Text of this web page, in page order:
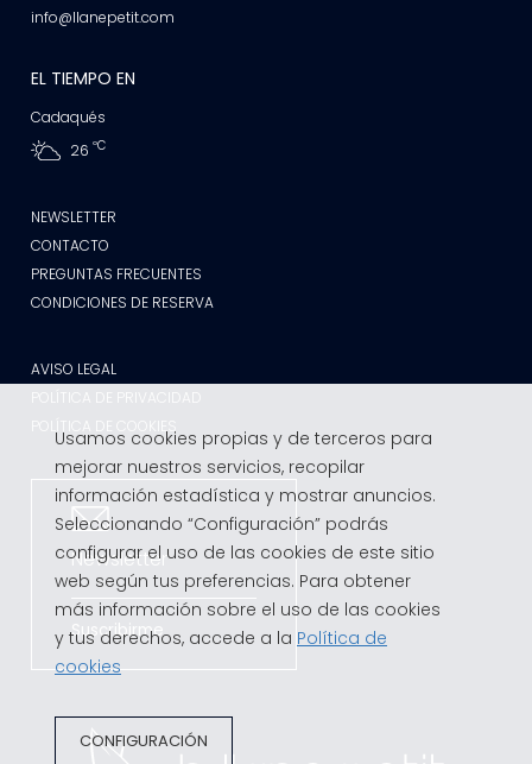
info@llanepetit.com
EL TIEMPO EN
Cadaqués
26 ºC
NEWSLETTER
CONTACTO
PREGUNTAS FRECUENTES
CONDICIONES DE RESERVA
AVISO LEGAL
POLÍTICA DE PRIVACIDAD
POLÍTICA DE COOKIES
Newsletter
Suscribirme
Usamos cookies propias y de terceros para
mejorar nuestros servicios, recopilar
información estadística y mostrar anuncios.
Seleccionando “Configuración” podrás
configurar el uso de las cookies de este sitio
web según tus preferencias. Para obtener
más información sobre el uso de las cookies
y tus derechos, accede a la Política de
cookies
CONFIGURACIÓN